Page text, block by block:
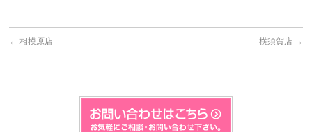
← 相模原店 横須賀店 →